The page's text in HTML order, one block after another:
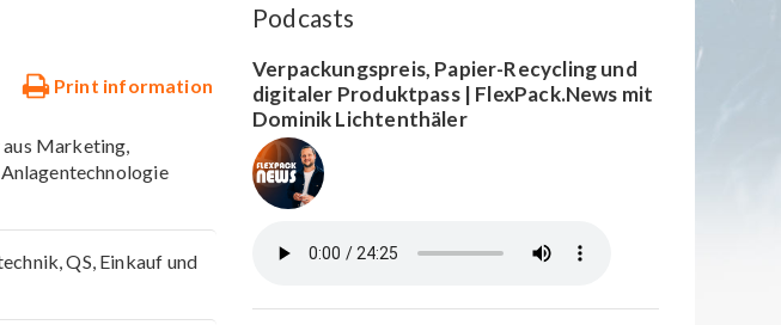
Print information
Marketing,
QS, Einkauf und
Podcasts
Verpackungspreis, Papier-Recycling und
digitaler Produktpass | FlexPack.News mit
Dominik Lichtenthäler